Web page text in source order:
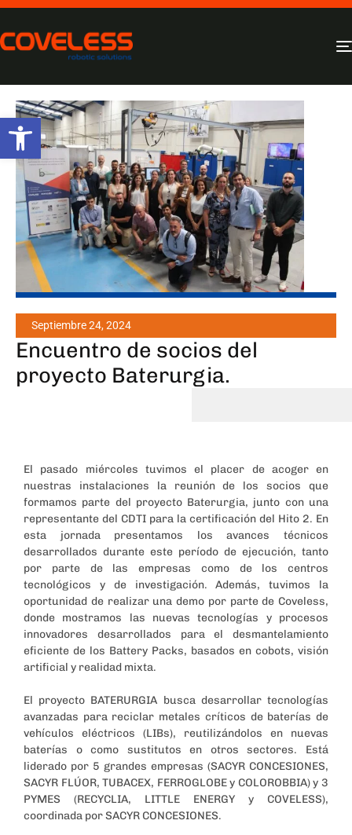
Abrir barra de herramientas
Septiembre 24, 2024
Encuentro de socios del
proyecto Baterurgia.
El pasado miércoles tuvimos el placer de acoger en
nuestras instalaciones la reunión de los socios que
formamos parte del proyecto Baterurgia, junto con una
representante del CDTI para la certificación del Hito 2. En
esta jornada presentamos los avances técnicos
desarrollados durante este período de ejecución, tanto
por parte de las empresas como de los centros
tecnológicos y de investigación. Además, tuvimos la
oportunidad de realizar una demo por parte de Coveless,
donde mostramos las nuevas tecnologías y procesos
innovadores desarrollados para el desmantelamiento
eficiente de los Battery Packs, basados en cobots, visión
artificial y realidad mixta.
El proyecto BATERURGIA busca desarrollar tecnologías
avanzadas para reciclar metales críticos de baterías de
vehículos eléctricos (LIBs), reutilizándolos en nuevas
baterías o como sustitutos en otros sectores. Está
liderado por 5 grandes empresas (SACYR CONCESIONES,
SACYR FLÚOR, TUBACEX, FERROGLOBE y COLOROBBIA) y 3
PYMES (RECYCLIA, LITTLE ENERGY y COVELESS),
coordinada por SACYR CONCESIONES.